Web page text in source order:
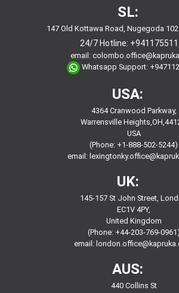
SL:
147 Old Kottawa Road, Nugegoda
24/7 Hotline:
email:
Whatsapp Support:
USA:
4364 Cranwood Parkway,
Warrensville
USA
(Phone: +1-888-502-5244)
email:
UK:
145-157 St John Street,
EC1V 4PY,
United Kingdom
(Phone: +44-203-769-0961)
email:
AUS:
440 Collins St